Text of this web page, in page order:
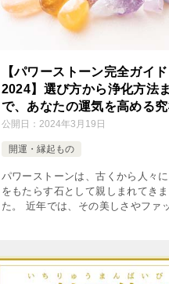
【パワーストーン完全ガイド
2024】選び方から浄化方法ま
で、あなたの運気を高める
手引き
公開日： 2024年3月19日
開運・縁起もの
パワーストーンは、古くから人々
をもたらす石として親しまれてき
た。 近年では、その美しさやファ
は […]